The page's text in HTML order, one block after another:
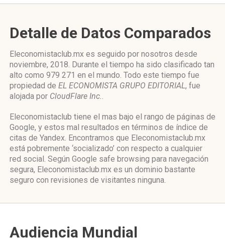
Detalle de Datos Comparados
Eleconomistaclub.mx es seguido por nosotros desde
noviembre, 2018. Durante el tiempo ha sido clasificado tan
alto como 979 271 en el mundo. Todo este tiempo fue
propiedad de EL ECONOMISTA GRUPO EDITORIAL, fue
alojada por CloudFlare Inc..
Eleconomistaclub tiene el mas bajo el rango de páginas de
Google, y estos mal resultados en términos de índice de
citas de Yandex. Encontramos que Eleconomistaclub.mx
está pobremente ‘socializado’ con respecto a cualquier
red social. Según Google safe browsing para navegación
segura, Eleconomistaclub.mx es un dominio bastante
seguro con revisiones de visitantes ninguna.
Audiencia Mundial